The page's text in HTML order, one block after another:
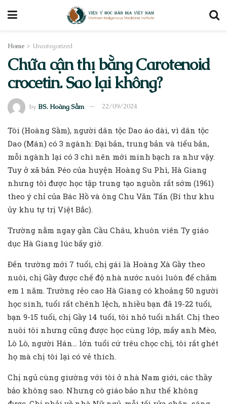
Home Uncategorized
Chữa cận thị bằng Carotenoid
crocetin. Sao lại không?
by BS. Hoàng Sầm 22/09/2024
Tôi (Hoàng Sầm), người dân tộc Dao áo dài, vì dân tộc
Dao (Mán) có 3 ngành: Đại bản, trung bản và tiểu bản,
mỗi ngành lại có 3 chi nên mới minh bạch ra như vậy.
Tuy ở xã bản Péo của huyện Hoàng Su Phì, Hà Giang
nhưng tôi được học tập trung tạo nguồn rất sớm (1961)
theo ý chỉ của Bác Hồ và ông Chu Văn Tấn (Bí thư khu
ủy khu tự trị Việt Bắc).
Trường nằm ngay gần Cầu Châu, khuôn viên Ty giáo
dục Hà Giang lúc bấy giờ.
Đến trường mới 7 tuổi, chị gái là Hoàng Xà Gầy theo
nuôi, chị Gầy được chế độ nhà nước nuôi luôn để chăm
em 1 năm. Trường rẻo cao Hà Giang có khoảng 50 người
học sinh, tuổi rất chênh lệch, nhiều bạn đã 19-22 tuổi,
bạn 9-15 tuổi, chị Gầy 14 tuổi, tôi nhỏ tuổi nhất. Chị theo
nuôi tôi nhưng cũng được học cùng lớp, mấy anh Mèo,
Lô Lô, người Hán… lớn tuổi cứ trêu chọc chị, tôi rất ghét
họ mà chị tôi lại có vẻ thích.
Chị ngủ cùng giường với tôi ở nhà Nam giới, các thầy
bảo không sao. Nhưng cô giáo bảo như thế không